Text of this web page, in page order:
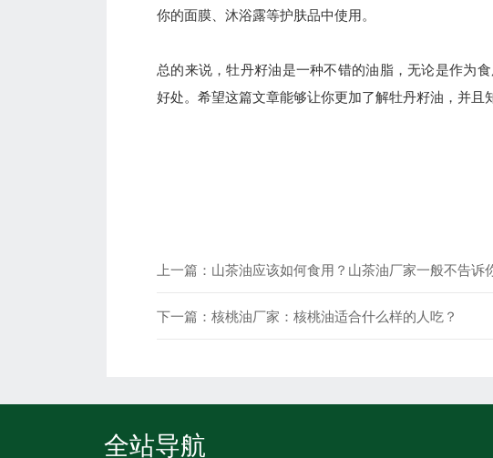
你的面膜、沐浴露等护肤品中使用。
总的来说，牡丹籽油是一种不错的油脂，无论是作为
好处。希望这篇文章能够让你更加了解牡丹籽油，并且
上一篇： 山茶油应该如何食用？山茶油厂家一般不告诉
下一篇： 核桃油厂家：核桃油适合什么样的人吃？
全站导航